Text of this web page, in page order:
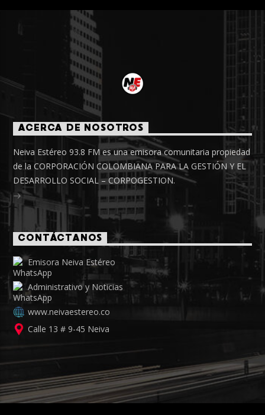
ACERCA DE NOSOTROS
Neiva Estéreo 93.8 FM es una emisora comunitaria propiedad
de la CORPORACIÓN COLOMBIANA PARA LA GESTIÓN Y EL
DESARROLLO SOCIAL – CORPOGESTION.
CONTÁCTANOS
Emisora Neiva Estéreo
Administrativo y Noticias
www.neivaestereo.co
Calle 13 # 9-45 Neiva